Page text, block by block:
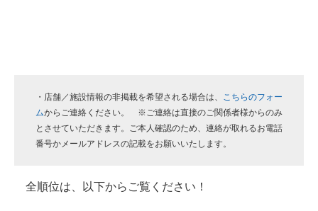
・店舗／施設情報の非掲載を希望される場合は、 こちらのフォー
ムからご連絡ください。 ※ご連絡は直接のご関係者様からのみ
とさせていただきます。ご本人確認のため、連絡が取れるお電話
番号かメールアドレスの記載をお願いいたします。
全順位は、以下からご覧ください！